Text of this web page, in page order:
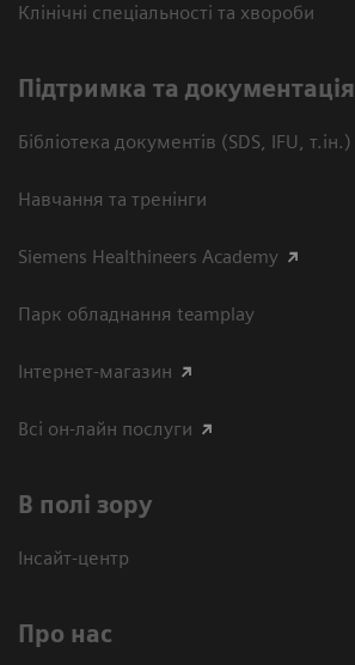
Клінічні спеціальності та хвороби
Підтримка та документація
Бібліотека документів (SDS, IFU, т.ін.)
Навчання та тренінги
Siemens Healthineers Academy
Парк обладнання teamplay
Інтернет-магазин
Всі он-лайн послуги
В полі зору
Інсайт-центр
Про нас